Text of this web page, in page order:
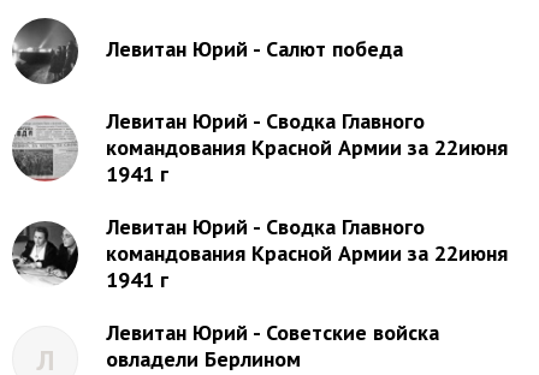
Левитан Юрий - Салют победа
Левитан Юрий - Сводка Главного
командования Красной Армии за 22июня
1941 г
Левитан Юрий - Сводка Главного
командования Красной Армии за 22июня
1941 г
Л
Левитан Юрий - Советские войска
овладели Берлином